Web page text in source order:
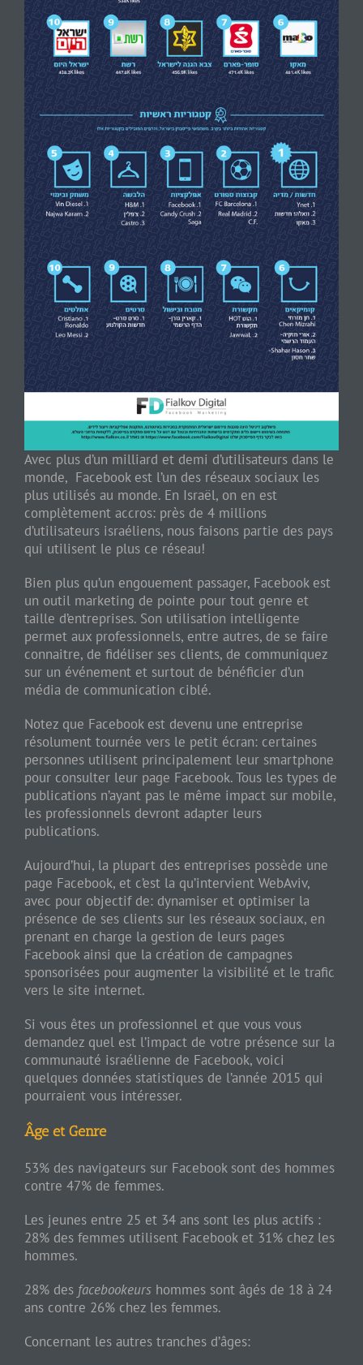
Avec plus d’un milliard et demi d’utilisateurs dans le
monde, Facebook est l’un des réseaux sociaux les
plus utilisés au monde. En Israël, on en est
complètement accros: près de 4 millions
d’utilisateurs israéliens, nous faisons partie des pays
qui utilisent le plus ce réseau!
Bien plus qu’un engouement passager, Facebook est
un outil marketing de pointe pour tout genre et
taille d’entreprises. Son utilisation intelligente
permet aux professionnels, entre autres, de se faire
connaitre, de fidéliser ses clients, de communiquez
sur un événement et surtout de bénéficier d’un
média de communication ciblé.
Notez que Facebook est devenu une entreprise
résolument tournée vers le petit écran: certaines
personnes utilisent principalement leur smartphone
pour consulter leur page Facebook. Tous les types de
publications n’ayant pas le même impact sur mobile,
les professionnels devront adapter leurs
publications.
Aujourd’hui, la plupart des entreprises possède une
page Facebook, et c’est la qu’intervient WebAviv,
avec pour objectif de: dynamiser et optimiser la
présence de ses clients sur les réseaux sociaux, en
prenant en charge la gestion de leurs pages
Facebook ainsi que la création de campagnes
sponsorisées pour augmenter la visibilité et le trafic
vers le site internet.
Si vous êtes un professionnel et que vous vous
demandez quel est l’impact de votre présence sur la
communauté israélienne de Facebook, voici
quelques données statistiques de l’année 2015 qui
pourraient vous intéresser.
Âge et Genre
53% des navigateurs sur Facebook sont des hommes
contre 47% de femmes.
Les jeunes entre 25 et 34 ans sont les plus actifs :
28% des femmes utilisent Facebook et 31% chez les
hommes.
28% des facebookeurs hommes sont âgés de 18 à 24
ans contre 26% chez les femmes.
Concernant les autres tranches d’âges: